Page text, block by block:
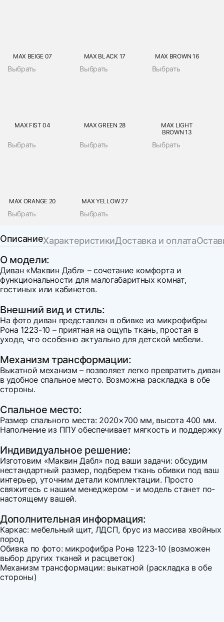
MAX BEIGE 07
Выбрать
MAX BLACK 17
Выбрать
MAX BROWN 16
Выбрать
MAX FIST 04
Выбрать
MAX GREEN 28
Выбрать
MAX LIGHT
BROWN 13
Выбрать
MAX ORANGE 20
Выбрать
MAX YELLOW 27
Выбрать
ОписаниеХарактеристикиДоставка и оплата
О модели:
Диван «Маквин Дабл» – сочетание комфорта и
функциональности для малогабаритных комнат,
гостиных или кабинетов.
Внешний вид и стиль:
На фото диван представлен в обивке из микрофибры
Рона 1223-10 – приятная на ощупь ткань, простая в
уходе, что особенно актуально для детской мебели.
Механизм трансформации:
Выкатной механизм – позволяет легко превратить диван
в удобное спальное место. Возможна раскладка в обе
стороны.
Спальное место:
Размер спального места: 2020×700 мм, высота 400 мм.
Наполнение из ППУ обеспечивает мягкость и поддержку
Индивидуальное решение:
Изготовим «Маквин Дабл» под ваши задачи: обсудим
нестандартный размер, подберем ткань обивки под ваш
интерьер, уточним детали комплектации. Просто
свяжитесь с нашим менеджером - и модель станет по-
настоящему вашей.
Дополнительная информация:
Каркас: мебельный щит, ЛДСП, брус из массива хвойных
пород
Обивка по фото: микрофибра Рона 1223-10 (возможен
выбор других тканей и расцветок)
Механизм трансформации: выкатной (раскладка в обе
стороны)